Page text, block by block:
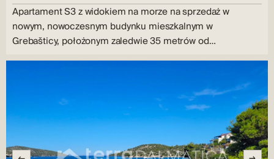
Apartament S3 z widokiem na morze na sprzedaż w
nowym, nowoczesnym budynku mieszkalnym w
Grebašticy, położonym zaledwie 35 metrów od…